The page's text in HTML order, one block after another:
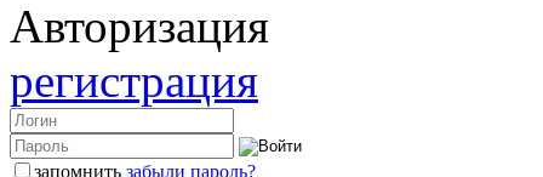
Авторизация
регистрация
запомнить забыли пароль?